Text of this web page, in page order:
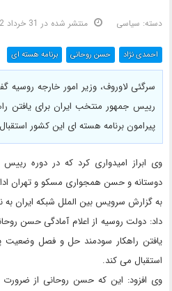
دسته: سیاسی منتشر شده در 31 خرداد 1392
احمدی نژاد حسن روحانی برنامه هسته ای
سرگئی لاوروف، وزیر امور خارجه روسیه
رییس جمهور منتخب ایران برای
پیرامون برنامه هسته ای این کشور
وی ابراز امیدواری کرد که در دوره
دوستانه و حسن همجواری مسکو و تهران
به گزارش سرویس بین الملل شبکه ایران به
داد: دولت روسیه از اعلام آمادگی حسن
یافتن راهکار سودمند حل و فصل وضعیت
استقبال می کند.
وی افزود: این که حسن روحانی از